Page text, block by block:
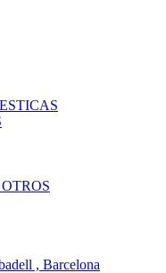
, Barcelona